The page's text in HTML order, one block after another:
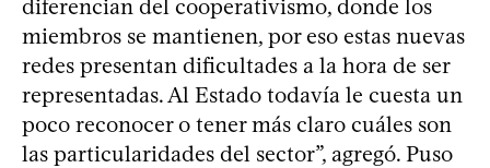
diferencian del cooperativismo, donde los
miembros se mantienen, por eso estas nuevas
redes presentan dificultades a la hora de ser
representadas. Al Estado todavía le cuesta un
poco reconocer o tener más claro cuáles son
las particularidades del sector”, agregó. Puso